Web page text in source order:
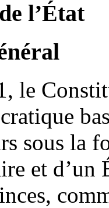
l’État
le
sous la
et d’un